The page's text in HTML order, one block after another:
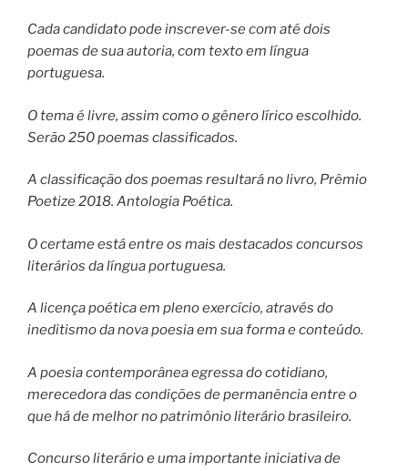
Cada candidato pode inscrever-se com até dois
poemas de sua autoria, com texto em língua
portuguesa.
O tema é livre, assim como o gênero lírico escolhido.
Serão 250 poemas classificados.
A classificação dos poemas resultará no livro, Prêmio
Poetize 2018. Antologia Poética.
O certame está entre os mais destacados concursos
literários da língua portuguesa.
A licença poética em pleno exercício, através do
ineditismo da nova poesia em sua forma e conteúdo.
A poesia contemporânea egressa do cotidiano,
merecedora das condições de permanência entre o
que há de melhor no patrimônio literário brasileiro.
Concurso literário e uma importante iniciativa de